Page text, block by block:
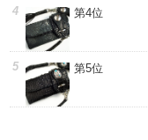
第4位
第5位